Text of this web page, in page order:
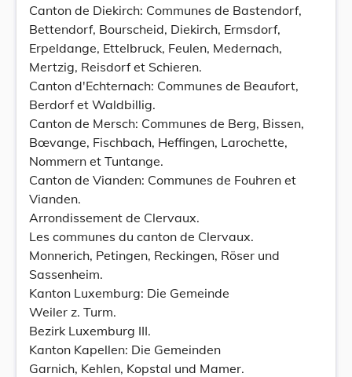
Canton de Diekirch: Communes de Bastendorf,
Bettendorf, Bourscheid, Diekirch, Ermsdorf,
Erpeldange, Ettelbruck, Feulen, Medernach,
Mertzig, Reisdorf et Schieren.
Canton d'Echternach: Communes de Beaufort,
Berdorf et Waldbillig.
Canton de Mersch: Communes de Berg, Bissen,
Bœvange, Fischbach, Heffingen, Larochette,
Nommern et Tuntange.
Canton de Vianden: Communes de Fouhren et
Vianden.
Arrondissement de Clervaux.
Les communes du canton de Clervaux.
Monnerich, Petingen, Reckingen, Röser und
Sassenheim.
Kanton Luxemburg: Die Gemeinde
Weiler z. Turm.
Bezirk Luxemburg III.
Kanton Kapellen: Die Gemeinden
Garnich, Kehlen, Kopstal und Mamer.